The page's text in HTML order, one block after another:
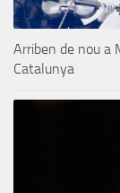
Arriben de nou a
Catalunya